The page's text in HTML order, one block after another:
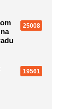
25008
19561